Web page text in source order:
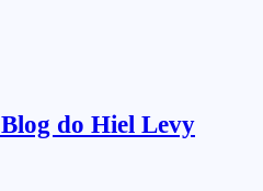
Blog do Hiel Levy